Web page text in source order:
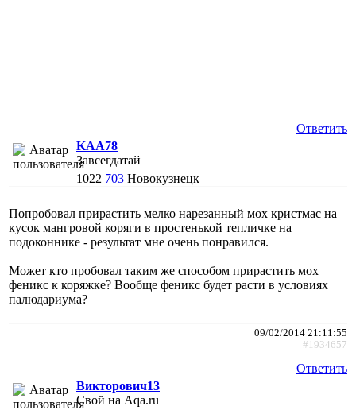
Ответить
KAA78
Завсегдатай
1022 703 Новокузнецк
Попробовал прирастить мелко нарезанный мох кристмас на
кусок мангровой коряги в простенькой тепличке на
подоконнике - результат мне очень понравился.
Может кто пробовал таким же способом прирастить мох
феникс к коряжке? Вообще феникс будет расти в условиях
палюдариума?
09/02/2014 21:11:55
#1934657
Ответить
Викторович13
Свой на Aqa.ru